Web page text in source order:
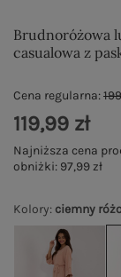
Brudnoróżowa
casualowa z
Kolory: ciemny
Cena regularna:
119,99 zł
Najniższa cena
obniżki: 97,99 zł